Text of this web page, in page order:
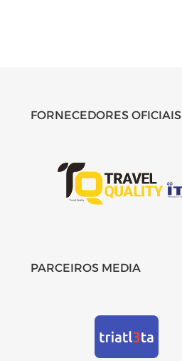
FORNECEDORES OFICIAIS
PARCEIROS MEDIA